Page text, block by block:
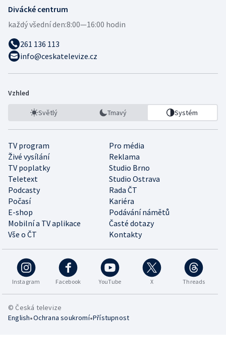
Divácké centrum
každý všední den:8:00—16:00 hodin
261 136 113
info@ceskatelevize.cz
Vzhled
Světlý Tmavý Systém
TV program
Pro média
Živé vysílání
Reklama
TV poplatky
Studio Brno
Teletext
Studio Ostrava
Podcasty
Rada ČT
Počasí
Kariéra
E-shop
Podávání námětů
Mobilní a TV aplikace
Časté dotazy
Vše o ČT
Kontakty
Instagram Facebook YouTube X Threads
© Česká televize
English•Ochrana soukromí•Přístupnost